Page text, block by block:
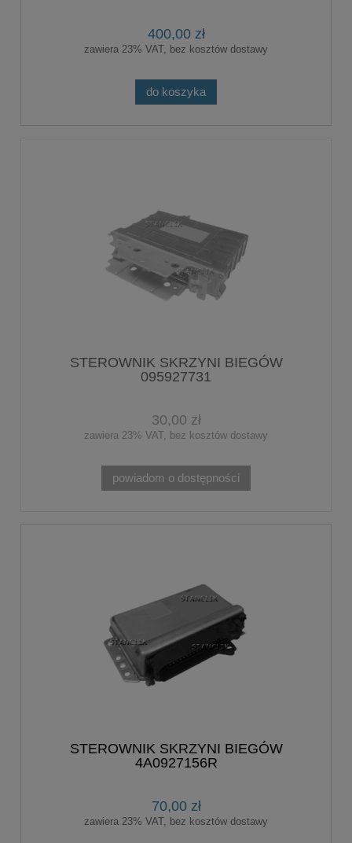
400,00 zł
zawiera 23% VAT, bez kosztów dostawy
do koszyka
STEROWNIK SKRZYNI BIEGÓW
095927731
30,00 zł
zawiera 23% VAT, bez kosztów dostawy
powiadom o dostępności
STEROWNIK SKRZYNI BIEGÓW
4A0927156R
70,00 zł
zawiera 23% VAT, bez kosztów dostawy